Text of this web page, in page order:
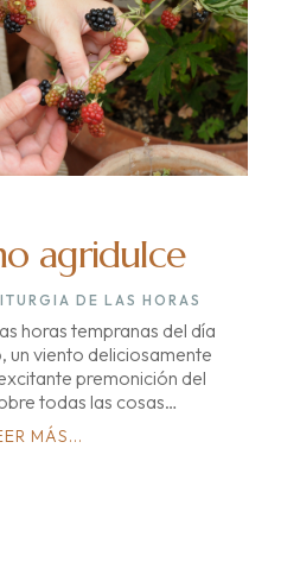
agridulce
DE LAS HORAS
horas tempranas del día
un viento deliciosamente
premonición del
todas las cosas…
MÁS...